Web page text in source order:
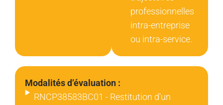
professionnelles
intra-entreprise
ou intra-service.
Modalités d’évaluation :
RNCP38583BC01 - Restitution d'un